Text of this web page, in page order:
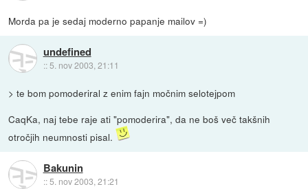
Morda pa je sedaj moderno papanje mailov =)
undefined
:: 5. nov 2003, 21:11
> te bom pomoderiral z enim fajn močnim selotejpom
CaqKa, naj tebe raje ati "pomoderira", da ne boš več takšnih
otročjih neumnosti pisal.
Bakunin
::5. nov 2003, 21:21